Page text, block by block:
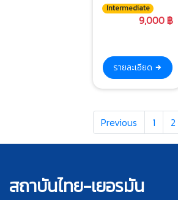
Intermediate
9,000 ฿
รายละเอียด
Previous 1 2
สถาบันไทย-เยอรมัน